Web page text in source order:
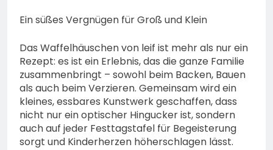
Ein süßes Vergnügen für Groß und Klein
Das Waffelhäuschen von leif ist mehr als nur ein
Rezept: es ist ein Erlebnis, das die ganze Familie
zusammenbringt – sowohl beim Backen, Bauen
als auch beim Verzieren. Gemeinsam wird ein
kleines, essbares Kunstwerk geschaffen, dass
nicht nur ein optischer Hingucker ist, sondern
auch auf jeder Festtagstafel für Begeisterung
sorgt und Kinderherzen höherschlagen lässt.